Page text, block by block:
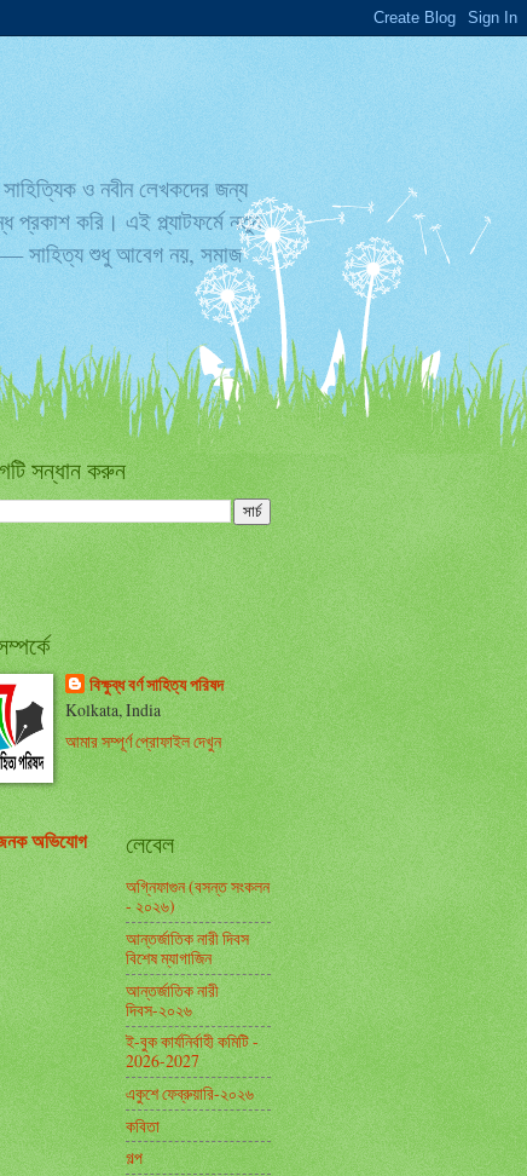
ও নবীন লেখকদের জন্য
করি। এই প্ল্যাটফর্মে নতুন
সাহিত্য শুধু আবেগ নয়, সমাজ
সন্ধান করুন
বিক্ষুব্ধ বর্ণ সাহিত্য পরিষদ
Kolkata, India
আমার সম্পূর্ণ প্রোফাইল দেখুন
অভিযোগ
লেবেল
অগ্নিফাগুন (বসন্ত সংকলন
- ২০২৬)
আন্তর্জাতিক নারী দিবস
বিশেষ ম্যাগাজিন
আন্তর্জাতিক নারী
দিবস-২০২৬
ই-বুক কার্যনির্বাহী কমিটি -
2026-2027
একুশে ফেব্রুয়ারি-২০২৬
কবিতা
গল্প